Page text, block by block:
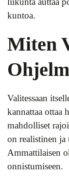
kuntoa.
Miten
Valitessaan
kannattaa ottaa
mahdolliset
on realistinen ja
Ammattilaisen
onnistumiseen.